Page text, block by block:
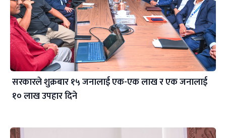
सरकारले शुक्रबार १५ जनालाई एक-एक लाख र एक जनालाई
१० लाख उपहार दिने